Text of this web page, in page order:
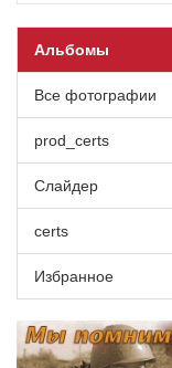
Альбомы
Все фотографии
prod_certs
Слайдер
certs
Избранное